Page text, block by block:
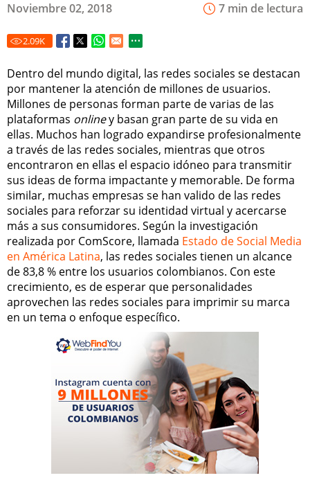
7 min de lectura
Noviembre 02, 2018
2.09K
Dentro del mundo digital, las redes sociales se destacan
por mantener la atención de millones de usuarios.
Millones de personas forman parte de varias de las
plataformas onliney basan gran parte de su vida en
ellas. Muchos han logrado expandirse profesionalmente
a través de las redes sociales, mientras que otros
encontraron en ellas el espacio idóneo para transmitir
sus ideas de forma impactante y memorable. De forma
similar, muchas empresas se han valido de las redes
sociales para reforzar su identidad virtual y acercarse
más a sus consumidores. Según la investigación
realizada por ComScore, llamada Estado de Social Media
en América Latina, las redes sociales tienen un alcance
de 83,8 % entre los usuarios colombianos. Con este
crecimiento, es de esperar que personalidades
aprovechen las redes sociales para imprimir su marca
en un tema o enfoque específico.